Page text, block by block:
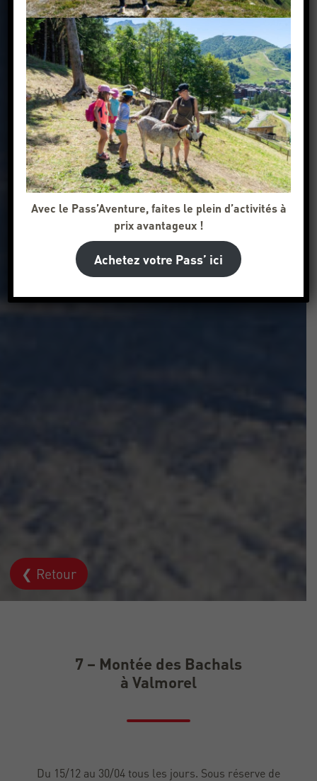
❮ Retour
7 – Montée des Bachals
à Valmorel
Du 15/12 au 30/04 tous les jours. Sous réserve de
Avec le Pass’Aventure, faites le plein d’activités à
prix avantageux !
Achetez votre Pass’ ici